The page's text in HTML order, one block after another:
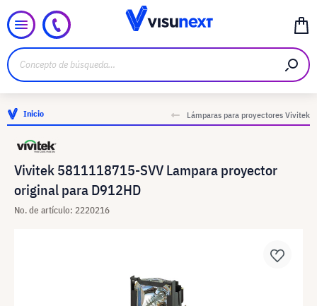
Inicio Lámparas para proyectores Vivitek
Vivitek 5811118715-SVV Lampara proyector
original para D912HD
No. de artículo: 2220216